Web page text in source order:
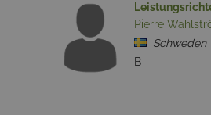
Pierre
Schweden
B